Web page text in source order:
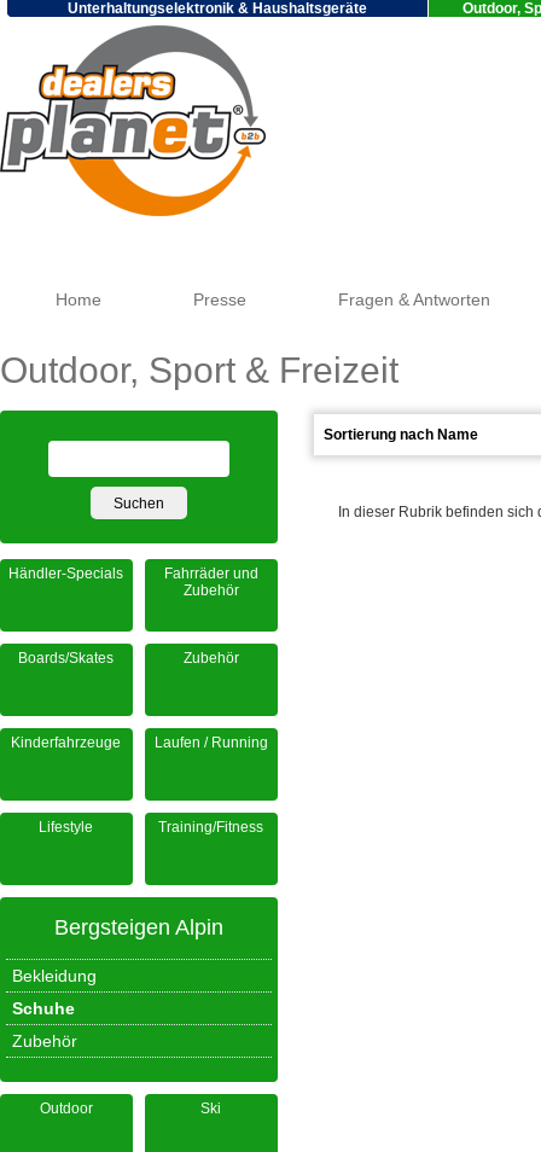
Unterhaltungselektronik & Haushaltsgeräte Outdoor,
Home Presse Fragen & Antworten
Outdoor, Sport & Freizeit
In dieser Rubrik befinden
Händler-Specials
Fahrräder und
Zubehör
Boards/Skates Zubehör
Kinderfahrzeuge Laufen / Running
Lifestyle Training/Fitness
Bergsteigen Alpin
Bekleidung
Schuhe
Zubehör
Outdoor Ski